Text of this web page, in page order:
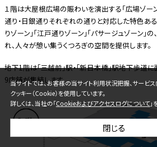
１階は大屋根広場の賑わいを演出する「広場ゾーン
通り・日銀通りそれぞれの通りと対応した特色あ
りゾーン」「江戸通りゾーン」「パサージュゾーン」
れ、人々が憩い集うくつろぎの空間を提供します。
地下1階は「三越前」駅・「新日本橋」駅地下歩道に
9店舗が集結します。
当サイトでは、お客様の当サイト利用状況把握、サービス
クッキー（Cookie）を使用しています。
詳しくは、当社の「Cookieおよびアクセスログについて
閉じる